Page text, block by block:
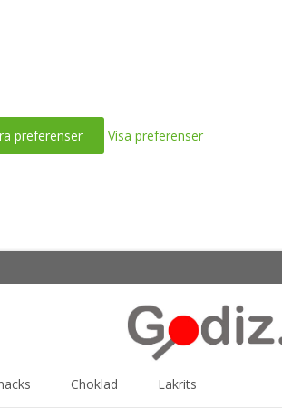
preferenser Visa preferenser
Choklad Lakrits